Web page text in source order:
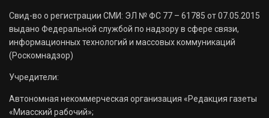
Свид-во о регистрации СМИ: ЭЛ № ФС 77 – 61785 от 07.05.2015
выдано Федеральной службой по надзору в сфере связи,
информационных технологий и массовых коммуникаций
(Роскомнадзор)
Учредители:
Автономная некоммерческая организация «Редакция газеты
«Миасский рабочий»;